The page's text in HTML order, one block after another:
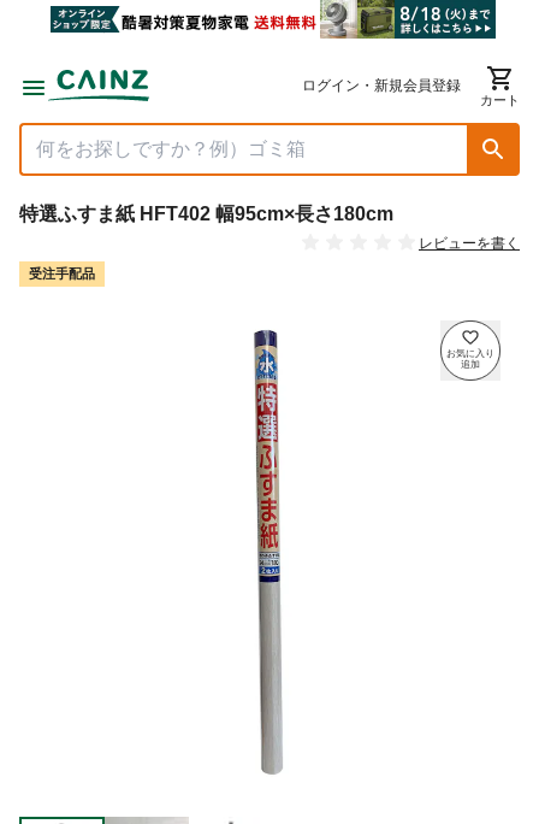
ログイン・新規会員登録
カート
特選ふすま紙 HFT402 幅95cm×長さ180cm
レビューを書く
受注手配品